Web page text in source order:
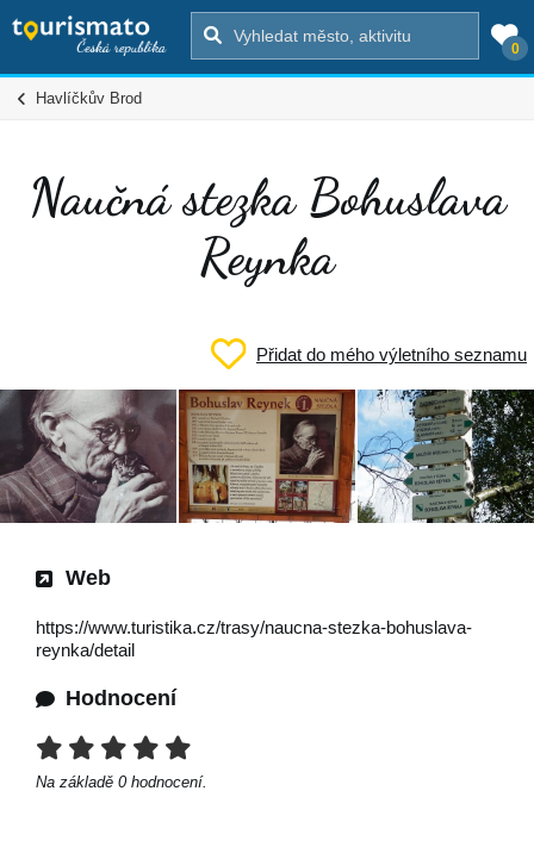
0
Havlíčkův Brod
Naučná stezka Bohuslava
Reynka
Přidat do mého výletního seznamu
Web
https://www.turistika.cz/trasy/naucna-stezka-bohuslava-
reynka/detail
Hodnocení
Na základě 0 hodnocení.